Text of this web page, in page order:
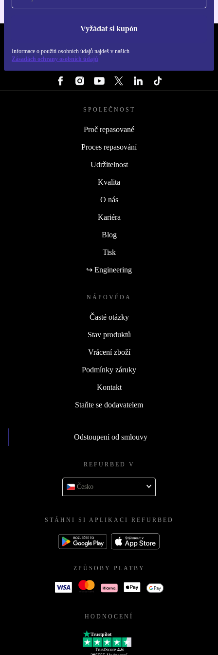
Vyžádat si kupón
Informace o použití osobních údajů najdeš v našich
Zásadách ochrany osobních údajů
SPOLEČNOST
Proč repasované
Proces repasování
Udržitelnost
Kvalita
O nás
Kariéra
Blog
Tisk
↪ Engineering
NÁPOVĚDA
Časté otázky
Stav produktů
Vrácení zboží
Podmínky záruky
Kontakt
Staňte se dodavatelem
Odstoupení od smlouvy
REFURBED V
Česko
STÁHNI SI APLIKACI REFURBED
ZPŮSOBY PLATBY
HODNOCENÍ
Trustpilot
TrustScore 4.6